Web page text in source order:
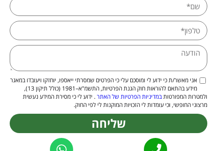
אני מאשר/ת כי ידוע לי ומוסכם עלי כי הפרטים שמסרתי ייאספו, יוחזקו ויעובדו במאגר
מידע בהתאם להוראות חוק הגנת הפרטיות, התשמ"א–1981 (כולל תיקון 13),
ולמטרות המפורטותבמדיניות הפרטיות של האתר. ידוע לי כי מסירת המידע נעשית
מרצוני החופשי, וכי עומדות לי הזכויות המוקנות לי לפי החוק.
שליחה